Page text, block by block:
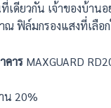
ดียวกัน เจ้าของบ้าน
ฟิล์มกรองแสงที่เลือก
คาร MAXGUARD
น 20%